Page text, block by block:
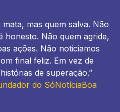
mas quem salva. Não
honesto. Não quem agride,
ações. Não noticiamos
final feliz. Em vez de
de superação.”
do SóNotíciaBoa